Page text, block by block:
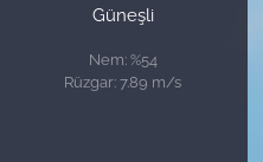
Güneşli
Nem: %54
Rüzgar: 7.89 m/s